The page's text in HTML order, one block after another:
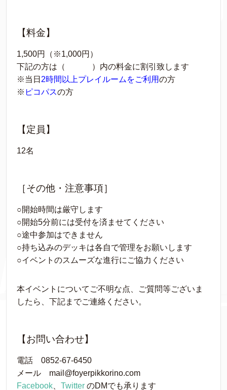
【料金】
1,500円（※1,000円）
下記の方は（ ）内の料金に割引致します
※当日 2時間以上プレイルームをご利用の方
※ ピコパスの方
【定員】
12名
［その他・注意事項］
○開始時間は厳守します
○開始5分前には受付を済ませてください
○途中参加はできません
○持ち込みのデッキは各自で管理をお願いします
○イベントのスムーズな進行にご協力ください
本イベントについてご不明な点、ご質問等ございま
したら、下記までご連絡ください。
【お問い合わせ】
電話 0852-67-6450
メール mail@foyerpikkorino.com
Facebook
Twitter のDMでも承ります